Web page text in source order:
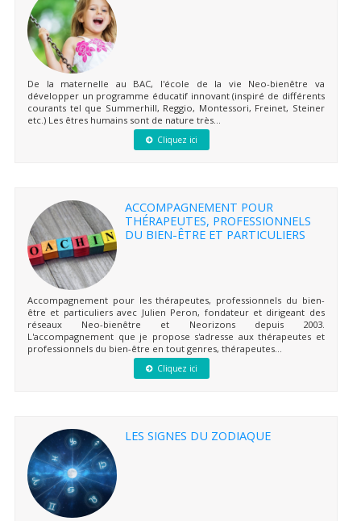
De la maternelle au BAC, l'école de la vie Neo-bienêtre va
développer un programme éducatif innovant (inspiré de différents
courants tel que Summerhill, Reggio, Montessori, Freinet, Steiner
etc.) Les êtres humains sont de nature très...
Cliquez ici
ACCOMPAGNEMENT POUR
THÉRAPEUTES, PROFESSIONNELS
DU BIEN-ÊTRE ET PARTICULIERS
Accompagnement pour les thérapeutes, professionnels du bien-
être et particuliers avec Julien Peron, fondateur et dirigeant des
réseaux Neo-bienêtre et Neorizons depuis 2003.
L'accompagnement que je propose s'adresse aux thérapeutes et
professionnels du bien-être en tout genres, thérapeutes...
Cliquez ici
LES SIGNES DU ZODIAQUE